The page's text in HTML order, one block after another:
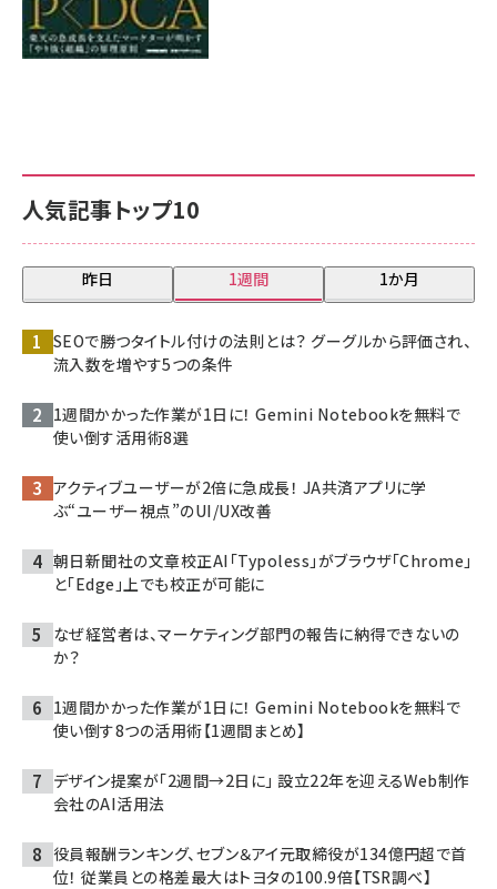
人気記事トップ10
昨日 1週間 1か月
SEOで勝つタイトル付けの法則とは？ グーグルから評価され、
流入数を増やす5つの条件
1週間かかった作業が1日に！ Gemini Notebookを無料で
使い倒す活用術8選
アクティブユーザーが2倍に急成長！ JA共済アプリに学
ぶ“ユーザー視点”のUI/UX改善
朝日新聞社の文章校正AI「Typoless」がブラウザ「Chrome」
と「Edge」上でも校正が可能に
なぜ経営者は、マーケティング部門の報告に納得できないの
か？
1週間かかった作業が1日に！ Gemini Notebookを無料で
使い倒す8つの活用術【1週間まとめ】
デザイン提案が「2週間→2日に」 設立22年を迎えるWeb制作
会社のAI活用法
役員報酬ランキング、セブン＆アイ元取締役が134億円超で首
位！ 従業員との格差最大はトヨタの100.9倍【TSR調べ】